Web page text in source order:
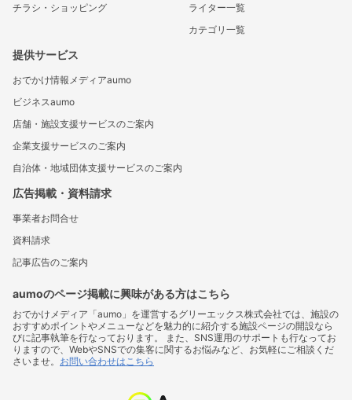
チラシ・ショッピング
ライター一覧
カテゴリ一覧
提供サービス
おでかけ情報メディアaumo
ビジネスaumo
店舗・施設支援サービスのご案内
企業支援サービスのご案内
自治体・地域団体支援サービスのご案内
広告掲載・資料請求
事業者お問合せ
資料請求
記事広告のご案内
aumoのページ掲載に興味がある方はこちら
おでかけメディア「aumo」を運営するグリーエックス株式会社では、施設の
おすすめポイントやメニューなどを魅力的に紹介する施設ページの開設なら
びに記事執筆を行なっております。 また、SNS運用のサポートも行なってお
りますので、WebやSNSでの集客に関するお悩みなど、お気軽にご相談くだ
さいませ。 お問い合わせはこちら